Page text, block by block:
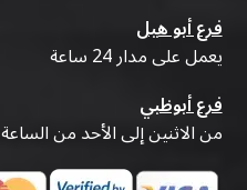
فرع أبو هيل
يعمل على مدار 24 ساعة
فرع أبوظبي
من الاثنين إلى الأحد من الساعة 9:00 صباحًا حتى 07:00 مساءً